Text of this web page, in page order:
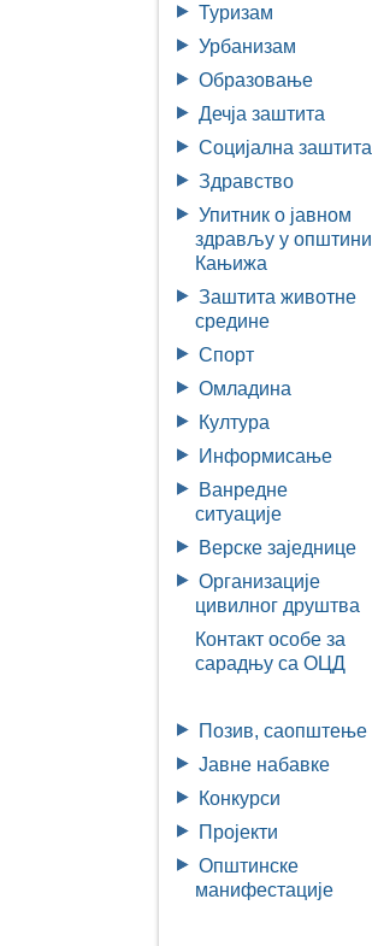
Туризам
Урбанизам
Образовање
Дечја заштита
Социјална заштита
Здравство
Упитник о јавном
здрављу у општини
Кањижа
Заштита животне
средине
Спорт
Омладина
Култура
Информисање
Ванредне
ситуације
Верске заједнице
Организације
цивилног друштва
Контакт особе за
сарадњу са ОЦД
Позив, саопштење
Јавне набавке
Конкурси
Пројекти
Општинске
манифестације